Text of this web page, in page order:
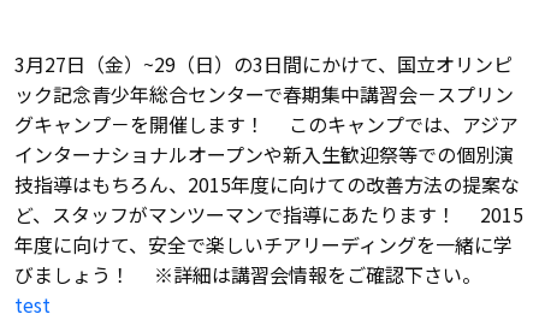
3月27日（金）~29（日）の3日間にかけて、国立オリンピ
ック記念青少年総合センターで春期集中講習会－スプリン
グキャンプ－を開催します！ このキャンプでは、アジア
インターナショナルオープンや新入生歓迎祭等での個別演
技指導はもちろん、2015年度に向けての改善方法の提案な
ど、スタッフがマンツーマンで指導にあたります！ 2015
年度に向けて、安全で楽しいチアリーディングを一緒に学
びましょう！ ※詳細は講習会情報をご確認下さい。
test